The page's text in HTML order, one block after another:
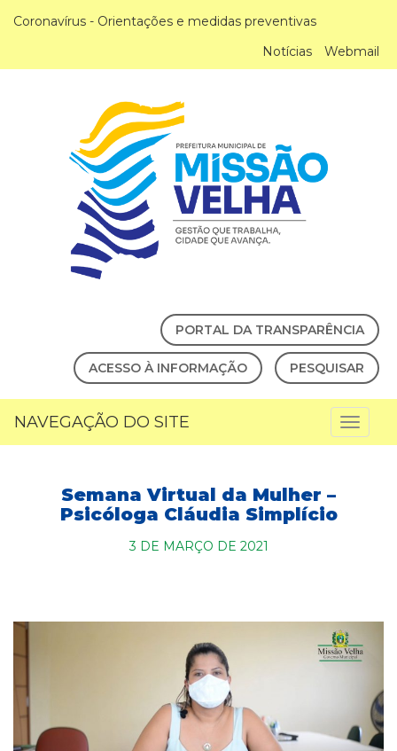
Coronavírus - Orientações e medidas preventivas
Notícias
Webmail
PORTAL DA TRANSPARÊNCIA
ACESSO À INFORMAÇÃO PESQUISAR
NAVEGAÇÃO DO SITE
Semana Virtual da Mulher –
Psicóloga Cláudia Simplício
3 DE MARÇO DE 2021